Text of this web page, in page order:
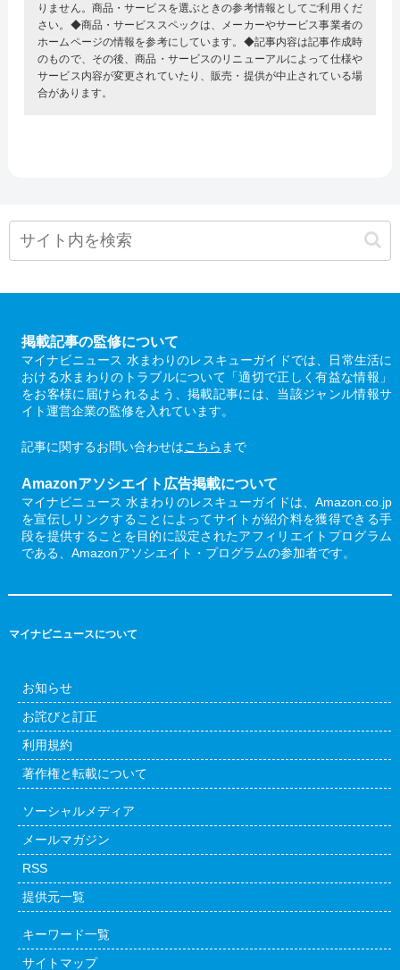
りません。商品・サービスを選ぶときの参考情報としてご利用くだ
さい。◆商品・サービススペックは、メーカーやサービス事業者の
ホームページの情報を参考にしています。◆記事内容は記事作成時
のもので、その後、商品・サービスのリニューアルによって仕様や
サービス内容が変更されていたり、販売・提供が中止されている場
合があります。
掲載記事の監修について
マイナビニュース 水まわりのレスキューガイドでは、日常生活に
おける水まわりのトラブルについて「適切で正しく有益な情報」
をお客様に届けられるよう、掲載記事には、当該ジャンル情報サ
イト運営企業の監修を入れています。
記事に関するお問い合わせはこちら まで
Amazonアソシエイト広告掲載について
マイナビニュース 水まわりのレスキューガイドは、Amazon.co.jp
を宣伝しリンクすることによってサイトが紹介料を獲得できる手
段を提供することを目的に設定されたアフィリエイトプログラム
である、Amazonアソシエイト・プログラムの参加者です。
マイナビニュースについて
お知らせ
お詫びと訂正
利用規約
著作権と転載について
ソーシャルメディア
メールマガジン
RSS
提供元一覧
キーワード一覧
サイトマップ